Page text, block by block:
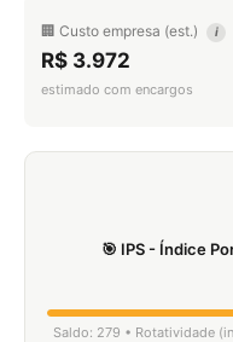
🏢 Custo empresa (est.) i
R$ 3.972
estimado com encargos
🎯 IPS - Índice
Saldo: 279 • Rotatividade